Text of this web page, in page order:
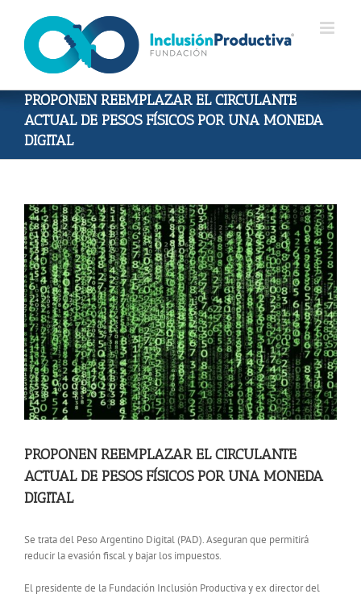
content
PROPONEN REEMPLAZAR EL CIRCULANTE
ACTUAL DE PESOS FÍSICOS POR UNA MONEDA
DIGITAL
View
Larger
Image
PROPONEN REEMPLAZAR EL CIRCULANTE
ACTUAL DE PESOS FÍSICOS POR UNA MONEDA
DIGITAL
Se trata del Peso Argentino Digital (PAD). Aseguran que permitirá
reducir la evasión fiscal y bajar los impuestos.
El presidente de la Fundación Inclusión Productiva y ex director del